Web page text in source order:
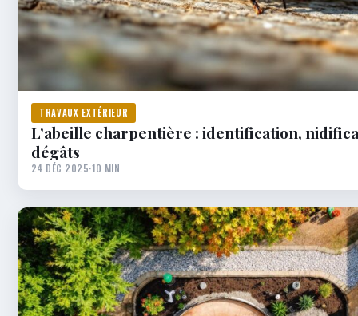
TRAVAUX EXTÉRIEUR
L’abeille charpentière : identification,
dégâts
24 DÉC 2025·10 MIN